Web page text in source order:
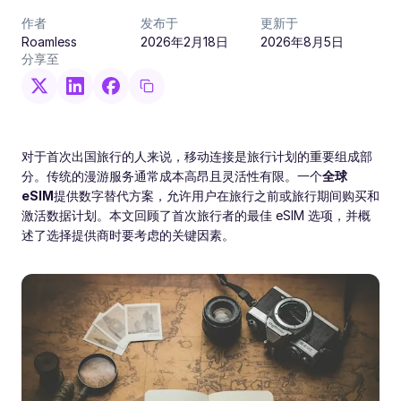
作者
Roamless
发布于
2026年2月18日
更新于
2026年8月5日
分享至
对于首次出国旅行的人来说，移动连接是旅行计划的重要组成部
分。传统的漫游服务通常成本高昂且灵活性有限。一个全球
eSIM提供数字替代方案，允许用户在旅行之前或旅行期间购买和
激活数据计划。本文回顾了首次旅行者的最佳 eSIM 选项，并概
述了选择提供商时要考虑的关键因素。